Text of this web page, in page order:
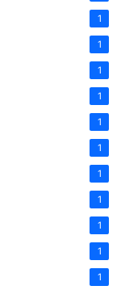
1
1
1
1
1
1
1
1
1
1
1